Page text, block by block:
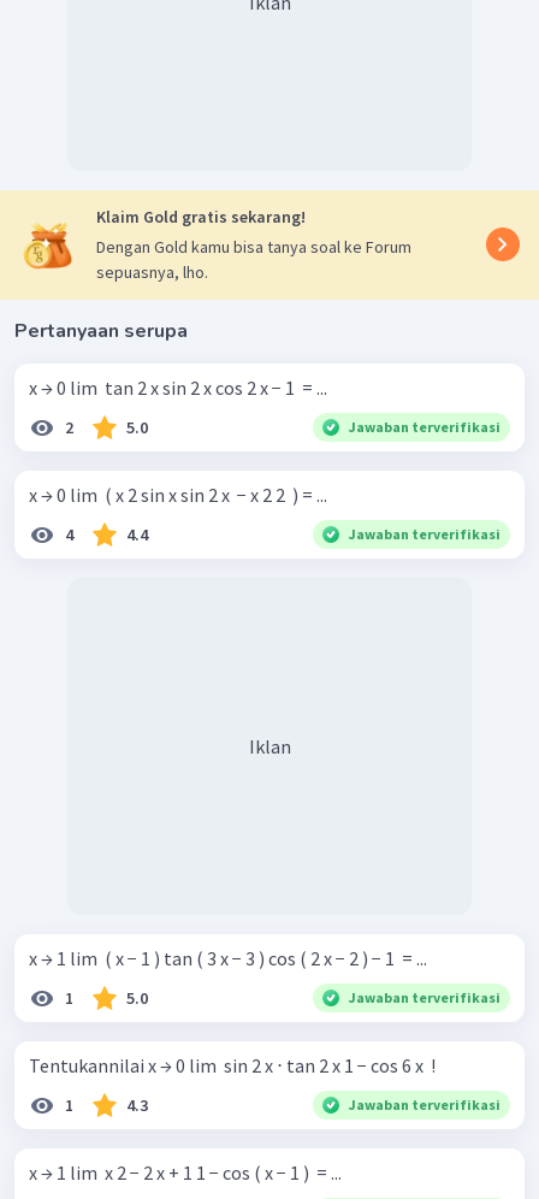
Klaim Gold gratis sekarang!
Dengan Gold kamu bisa tanya soal ke Forum
sepuasnya, lho.
Pertanyaan serupa
x → 0 lim ​ tan 2 x sin 2 x cos 2 x − 1 ​ = ...
2 5.0 Jawaban terverifikasi
x → 0 lim ​ ( x 2 sin x sin 2 x ​ − x 2 2 ​ ) = ...
4 4.4 Jawaban terverifikasi
Iklan
x → 1 lim ​ ( x − 1 ) tan ( 3 x − 3 ) cos ( 2 x − 2 ) − 1 ​ = ...
1 5.0 Jawaban terverifikasi
Tentukannilai x → 0 lim ​ sin 2 x ⋅ tan 2 x 1 − cos 6 x ​ !
1 4.3 Jawaban terverifikasi
x → 1 lim ​ x 2 − 2 x + 1 1 − cos ( x − 1 ) ​ = ...